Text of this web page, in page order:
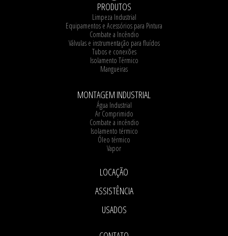
PRODUTOS
Limpeza Industrial
Equipamentos e Acessórios para Pintura
Combate a Incêndio
Válvulas e instrumentação para fluídos
Tubos e conexões
Isolamento Térmico
Mangueiras
MONTAGEM INDUSTRIAL
Água Industrial
Ar Comprimido
Combate a incêndio
Isolamento térmico
Óleo térmico
Vapor
LOCAÇÃO
ASSISTÊNCIA
USADOS